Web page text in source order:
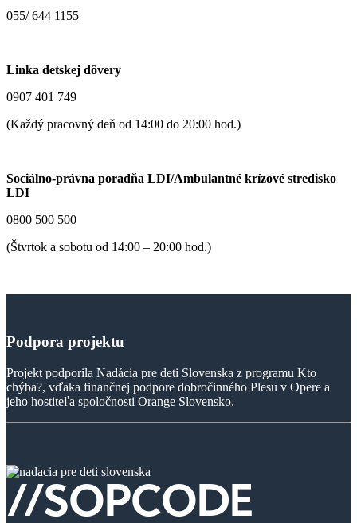
055/ 644 1155
Linka detskej dôvery
0907 401 749
(Každý pracovný deň od 14:00 do 20:00 hod.)
Sociálno-právna poradňa LDI/Ambulantné krízové stredisko
LDI
0800 500 500
(Štvrtok a sobotu od 14:00 – 20:00 hod.)
Podpora projektu
Projekt podporila Nadácia pre deti Slovenska z programu Kto
chýba?, vďaka finančnej podpore dobročinného Plesu v Opere a
jeho hostiteľa spoločnosti Orange Slovensko.